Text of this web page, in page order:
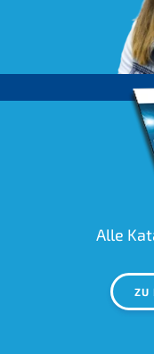
Alle
ZU